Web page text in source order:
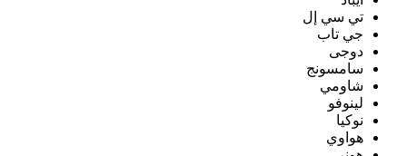
تي سي إل
جي تاب
دوجى
سامسونج
شاومي
لينوفو
نوكيا
هواوي